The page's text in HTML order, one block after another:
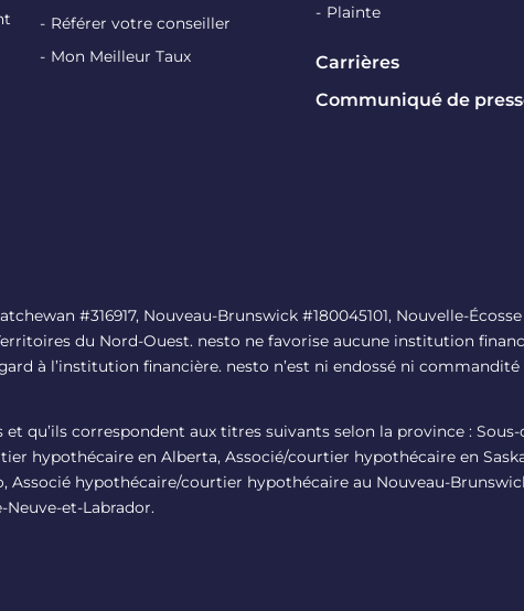
Référer votre conseiller
Mon Meilleur Taux
Plainte
Carrières
Communiqué de
#316917, Nouveau-Brunswick #180045101, Nouvelle-
du Nord-Ouest. nesto ne favorise aucune institution
à l’institution financière. nesto n’est ni endossé ni
et qu’ils correspondent aux titres suivants selon la province :
hypothécaire en Alberta, Associé/courtier hypothécaire en
hypothécaire/courtier hypothécaire au Nouveau-
et-Labrador.